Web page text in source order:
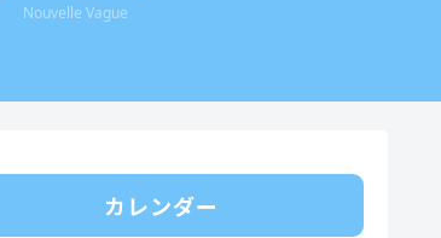
Nouvelle Vague
カレンダー